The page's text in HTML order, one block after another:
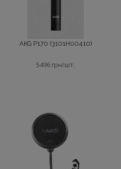
AKG P170 (3101H00410)
5496 грн/шт.